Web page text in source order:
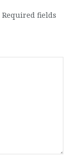
Required fields